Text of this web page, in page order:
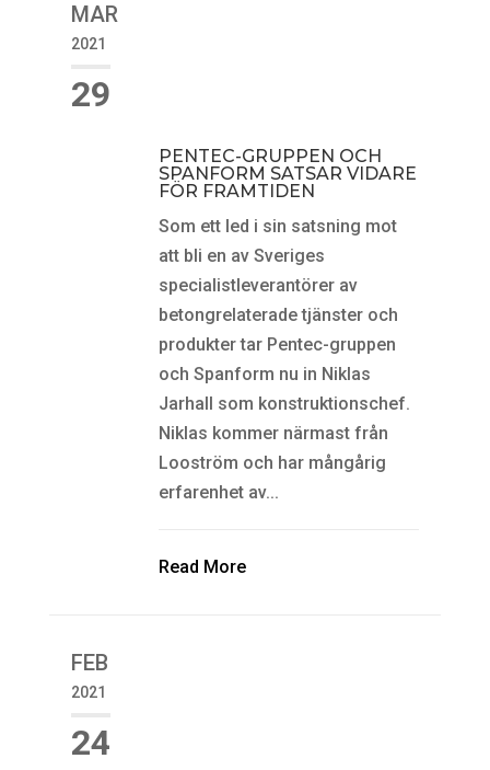
MAR
2021
29
PENTEC-GRUPPEN OCH
SPANFORM SATSAR VIDARE
FÖR FRAMTIDEN
Som ett led i sin satsning mot
att bli en av Sveriges
specialistleverantörer av
betongrelaterade tjänster och
produkter tar Pentec-gruppen
och Spanform nu in Niklas
Jarhall som konstruktionschef.
Niklas kommer närmast från
Looström och har mångårig
erfarenhet av...
Read More
FEB
2021
24